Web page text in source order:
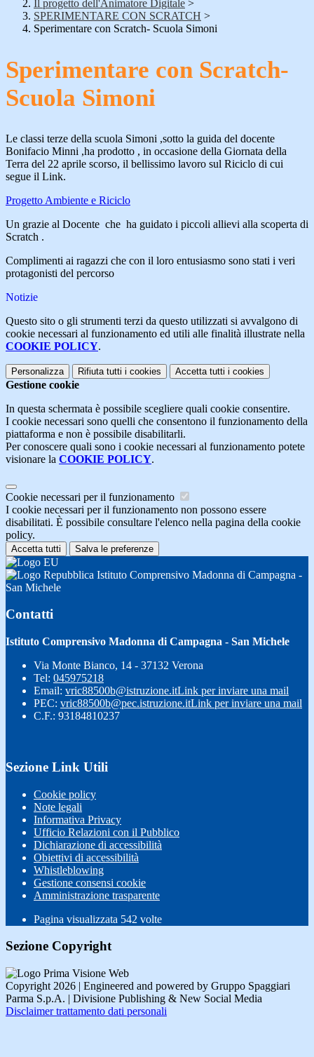
Il progetto dell'Animatore Digitale >
SPERIMENTARE CON SCRATCH >
Sperimentare con Scratch- Scuola Simoni
Sperimentare con Scratch-
Scuola Simoni
Le classi terze della scuola Simoni ,sotto la guida del docente
Bonifacio Minni ,ha prodotto , in occasione della Giornata della
Terra del 22 aprile scorso, il bellissimo lavoro sul Riciclo di cui
segue il Link.
Progetto Ambiente e Riciclo
Un grazie al Docente che ha guidato i piccoli allievi alla scoperta di
Scratch .
Complimenti ai ragazzi che con il loro entusiasmo sono stati i veri
protagonisti del percorso
Notizie
Questo sito o gli strumenti terzi da questo utilizzati si avvalgono di
cookie necessari al funzionamento ed utili alle finalità illustrate nella
COOKIE POLICY.
Personalizza Rifiuta tutti i cookies Accetta tutti i cookies
Gestione cookie
In questa schermata è possibile scegliere quali cookie consentire.
I cookie necessari sono quelli che consentono il funzionamento della
piattaforma e non è possibile disabilitarli.
Per conoscere quali sono i cookie necessari al funzionamento potete
visionare la COOKIE POLICY.
Cookie necessari per il funzionamento
I cookie necessari per il funzionamento non possono essere
disabilitati. È possibile consultare l'elenco nella pagina della cookie
policy.
Accetta tutti Salva le preferenze
Istituto Comprensivo Madonna di Campagna -
San Michele
Contatti
Istituto Comprensivo Madonna di Campagna - San Michele
Via Monte Bianco, 14 - 37132 Verona
Tel: 045975218
Email: vric88500b@istruzione.itLink per inviare una mail
PEC: vric88500b@pec.istruzione.itLink per inviare una mail
C.F.: 93184810237
Sezione Link Utili
Cookie policy
Note legali
Informativa Privacy
Ufficio Relazioni con il Pubblico
Dichiarazione di accessibilità
Obiettivi di accessibilità
Whistleblowing
Gestione consensi cookie
Amministrazione trasparente
Pagina visualizzata 542 volte
Sezione Copyright
Copyright 2026 | Engineered and powered by Gruppo Spaggiari
Parma S.p.A. | Divisione Publishing & New Social Media
Disclaimer trattamento dati personali